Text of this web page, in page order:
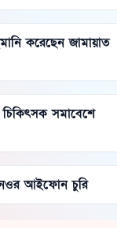
করেছেন জামায়াত
চিকিৎসক সমাবেশে
আইফোন চুরি